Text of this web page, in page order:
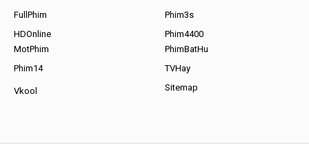
FullPhim
HDOnline
MotPhim
Phim14
Vkool
Phim3s
Phim4400
PhimBatHu
TVHay
Sitemap